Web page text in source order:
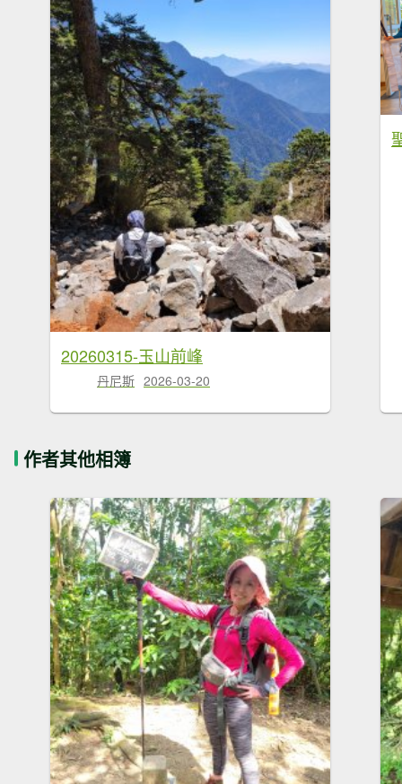
20260315-玉山前峰
丹尼斯 2026-03-20
作者其他相簿